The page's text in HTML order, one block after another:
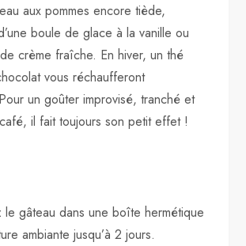
aux pommes encore tiède,
boule de glace à la vanille ou
crème fraîche. En hiver, un thé
vous réchaufferont
un goûter improvisé, tranché et
il fait toujours son petit effet !
le gâteau dans une boîte hermétique
ambiante jusqu’à 2 jours.